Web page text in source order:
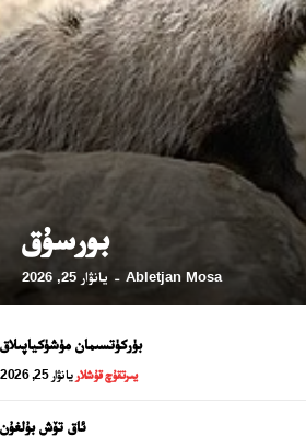
بورسۇق
Abletjan Mosa
- يانۋار 25, 2026
بۈركۈتسىمان مۈشۈكياپىلاق
يىرتقۇچ قۇشلار يانۋار 25, 2026
ئاق تۆش بۇلغۇن